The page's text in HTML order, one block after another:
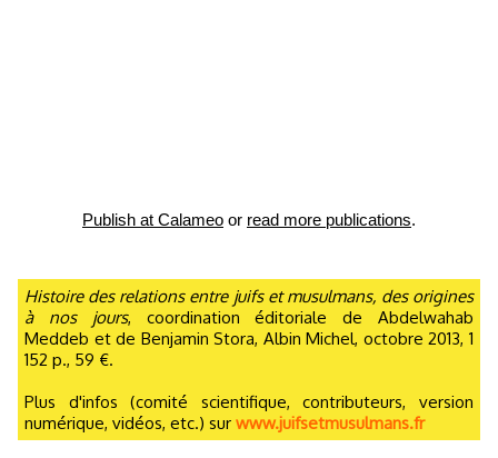
Publish at Calameo or read more publications.
Histoire des relations entre juifs et musulmans, des origines
à nos jours, coordination éditoriale de Abdelwahab
Meddeb et de Benjamin Stora, Albin Michel, octobre 2013, 1
152 p., 59 €.
Plus d'infos (comité scientifique, contributeurs, version
numérique, vidéos, etc.) sur www.juifsetmusulmans.fr